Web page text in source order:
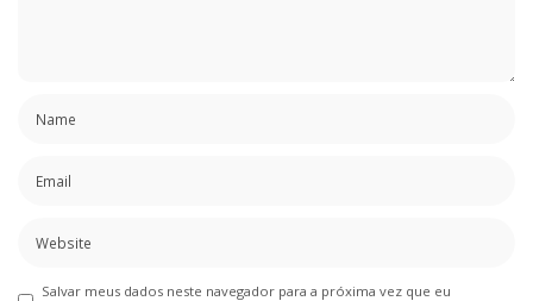
Salvar meus dados neste navegador para a próxima vez que eu